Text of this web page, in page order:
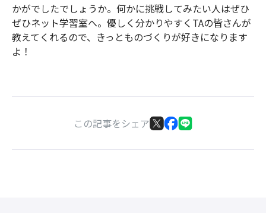
かがでしたでしょうか。何かに挑戦してみたい人はぜひ
ぜひネット学習室へ。優しく分かりやすくTAの皆さんが
教えてくれるので、きっとものづくりが好きになります
よ！
この記事をシェア